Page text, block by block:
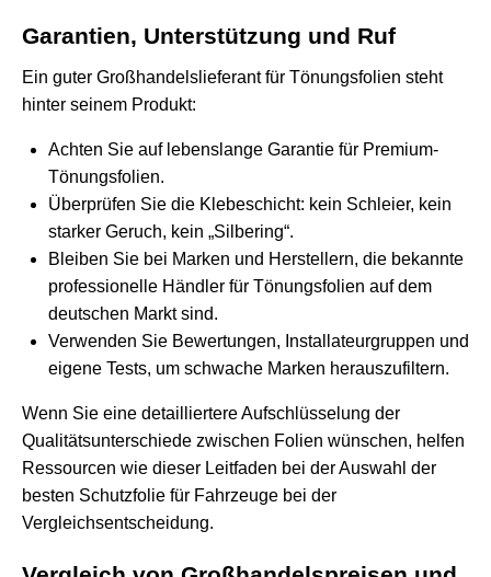
Garantien, Unterstützung und Ruf
Ein guter Großhandelslieferant für Tönungsfolien steht
hinter seinem Produkt:
Achten Sie auf lebenslange Garantie für Premium-
Tönungsfolien.
Überprüfen Sie die Klebeschicht: kein Schleier, kein
starker Geruch, kein „Silbering“.
Bleiben Sie bei Marken und Herstellern, die bekannte
professionelle Händler für Tönungsfolien auf dem
deutschen Markt sind.
Verwenden Sie Bewertungen, Installateurgruppen und
eigene Tests, um schwache Marken herauszufiltern.
Wenn Sie eine detailliertere Aufschlüsselung der
Qualitätsunterschiede zwischen Folien wünschen, helfen
Ressourcen wie dieser Leitfaden bei der Auswahl der
besten Schutzfolie für Fahrzeuge bei der
Vergleichsentscheidung.